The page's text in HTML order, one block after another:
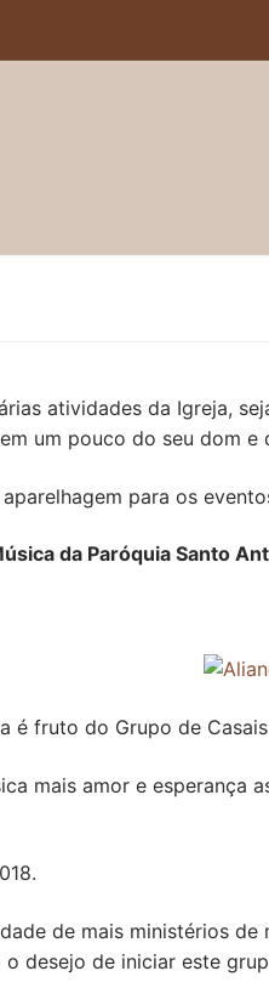
atividades da Igreja,
um pouco do seu dom
para os
da Paróquia Santo
é fruto do Grupo de
mais amor e esperança
de mais ministérios
desejo de iniciar este